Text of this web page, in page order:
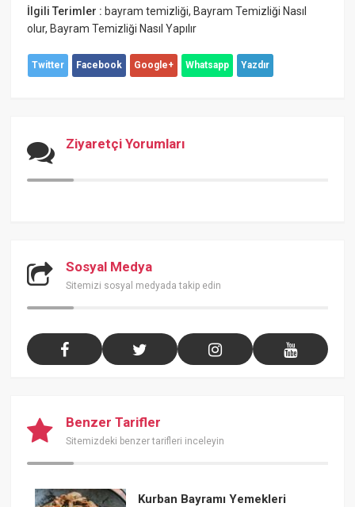
İlgili Terimler : bayram temizliği, Bayram Temizliği Nasıl
olur, Bayram Temizliği Nasıl Yapılır
Twitter Facebook Google+ Whatsapp Yazdır
Ziyaretçi Yorumları
Sosyal Medya
Sitemizi sosyal medyada takip edin
Benzer Tarifler
Sitemizdeki benzer tarifleri inceleyin
Kurban Bayramı Yemekleri